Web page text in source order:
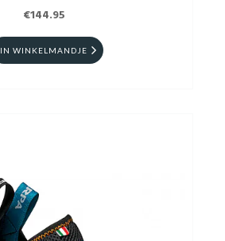
€144.95
IN WINKELMANDJE